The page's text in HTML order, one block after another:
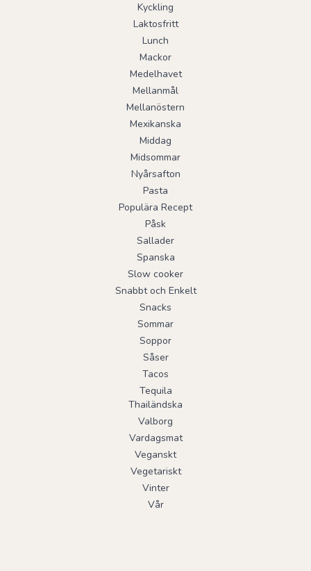
Kyckling
Laktosfritt
Lunch
Mackor
Medelhavet
Mellanmål
Mellanöstern
Mexikanska
Middag
Midsommar
Nyårsafton
Pasta
Populära Recept
Påsk
Sallader
Spanska
Slow cooker
Snabbt och Enkelt
Snacks
Sommar
Soppor
Såser
Tacos
Tequila
Thailändska
Valborg
Vardagsmat
Veganskt
Vegetariskt
Vinter
Vår